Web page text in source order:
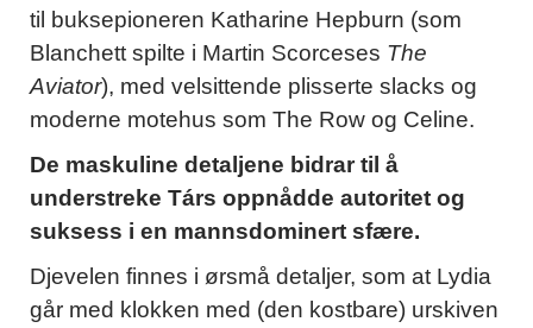
til buksepioneren Katharine Hepburn (som
Blanchett spilte i Martin Scorceses The
Aviator), med velsittende plisserte slacks og
moderne motehus som The Row og Celine.
De maskuline detaljene bidrar til å
understreke Társ oppnådde autoritet og
suksess i en mannsdominert sfære.
Djevelen finnes i ørsmå detaljer, som at Lydia
går med klokken med (den kostbare) urskiven